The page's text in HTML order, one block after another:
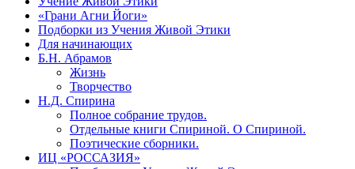
«Грани Агни Йоги»
Подборки из Учения Живой Этики
Для начинающих
Б.Н. Абрамов
Жизнь
Творчество
Н.Д. Спирина
Полное собрание трудов.
Отдельные книги Спириной. О Спириной.
Поэтические сборники.
ИЦ «РОССАЗИЯ»